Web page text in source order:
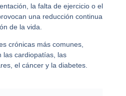
la falta de ejercicio o el
una reducción continua
de la vida.
crónicas más comunes,
las cardiopatías, las
el cáncer y la diabetes.